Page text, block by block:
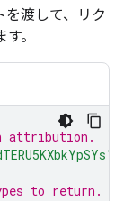
を渡して、リク
。
attribution.
to return.